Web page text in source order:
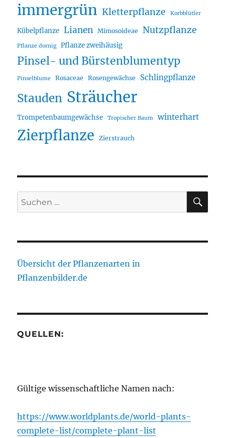
immergrün Kletterpflanze Korbblütler
Kübelpflanze Lianen Mimosoideae Nutzpflanze
Pflanze dornig Pflanze zweihäusig
Pinsel- und Bürstenblumentyp
Pinselblume Rosaceae Rosengewächse Schlingpflanze
Stauden Sträucher
Trompetenbaumgewächse Tropischer Baum winterhart
Zierpflanze Zierstrauch
Suche
nach:
Übersicht der Pflanzenarten in
Pflanzenbilder.de
QUELLEN:
Gültige wissenschaftliche Namen nach:
https://www.worldplants.de/world-plants-
complete-list/complete-plant-list